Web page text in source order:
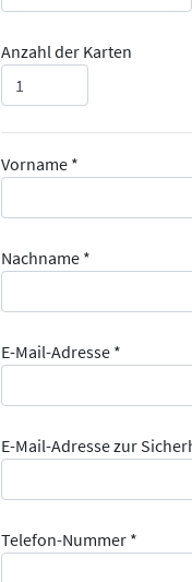
Anzahl der Karten
Vorname *
Nachname *
E-Mail-Adresse *
E-Mail-Adresse zur
Telefon-Nummer *